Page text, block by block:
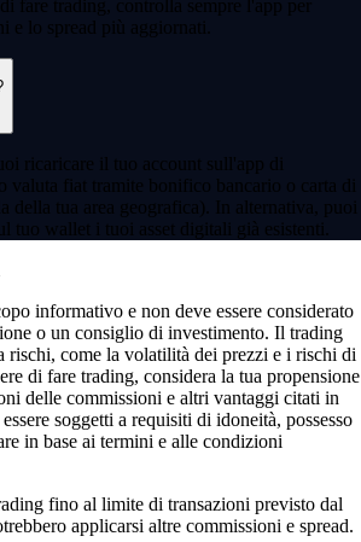
fare trading, controlla sempre l'app per
e lo spread più aggiornati.
ricaricare il tuo account sull'app di
valuta fiat tramite bonifico bancario o carta di
della tua area geografica). In alternativa, puoi
tuo wallet i tuoi asset digitali già esistenti.
informativo e non deve essere considerato
o un consiglio di investimento. Il trading
rischi, come la volatilità dei prezzi e i rischi di
di fare trading, considera la tua propensione
delle commissioni e altri vantaggi citati in
soggetti a requisiti di idoneità, possesso
in base ai termini e alle condizioni
fino al limite di transazioni previsto dal
applicarsi altre commissioni e spread.